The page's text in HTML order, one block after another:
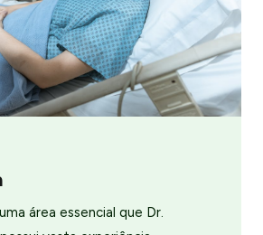
área essencial que Dr.